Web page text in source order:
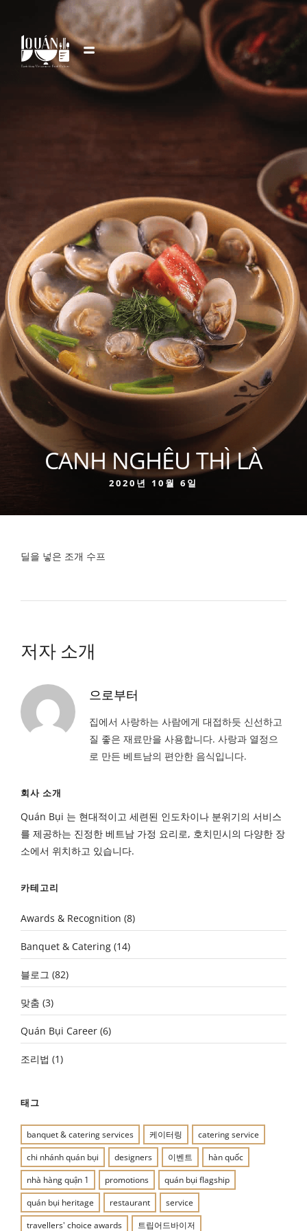
CANH NGHÊU THÌ LÀ
2020년 10월 6일
딜을 넣은 조개 수프
저자 소개
으로부터
집에서 사랑하는 사람에게 대접하듯 신선하고
질 좋은 재료만을 사용합니다. 사랑과 열정으
로 만든 베트남의 편안한 음식입니다.
회사 소개
Quán Bụi 는 현대적이고 세련된 인도차이나 분위기의 서비스
를 제공하는 진정한 베트남 가정 요리로, 호치민시의 다양한 장
소에서 위치하고 있습니다.
카테고리
Awards & Recognition (8)
Banquet & Catering (14)
블로그 (82)
맞춤 (3)
Quán Bụi Career (6)
조리법 (1)
태그
banquet & catering services 케이터링
catering service
chi nhánh quán bụi
designers 이벤트
hàn quốc
nhà hàng quận 1
promotions
quán bụi flagship
quán bụi heritage
restaurant
service
travellers' choice awards
트립어드바이저